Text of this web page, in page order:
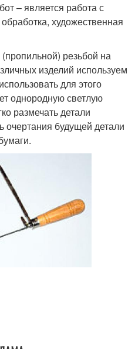
– является работа с
художественная
резьбой на
изделий используем
для этого
однородную светлую
размечать детали
будущей детали